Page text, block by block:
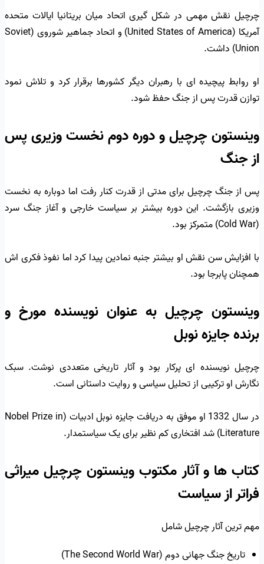
چرچیل نقش مهمی در شکل گیری اتحاد میان بریتانیا ایالات متحده
آمریکا (United States of America) و اتحاد جماهیر شوروی (Soviet
Union) داشت.
او روابط پیچیده ای با رهبران دیگر کشورها برقرار کرد و تلاش نمود
توازن قدرت پس از جنگ حفظ شود.
وینستون چرچیل و دوره دوم نخست وزیری پس
از جنگ
پس از جنگ چرچیل برای مدتی از قدرت کنار رفت اما دوباره به نخست
وزیری بازگشت. این دوره بیشتر بر سیاست خارجی و آغاز جنگ سرد
(Cold War) متمرکز بود.
با افزایش سن نقش او بیشتر جنبه نمادین پیدا کرد اما نفوذ فکری اش
همچنان پابرجا بود.
وینستون چرچیل به عنوان نویسنده مورخ و
برنده جایزه نوبل
چرچیل نویسنده ای پرکار بود و آثار تاریخی متعددی نوشت. سبک
نگارش او ترکیبی از تحلیل سیاسی و روایت داستانی است.
در سال 1332 او موفق به دریافت جایزه نوبل ادبیات (Nobel Prize in
Literature) شد افتخاری کم نظیر برای یک سیاستمدار.
کتاب ها و آثار مکتوب وینستون چرچیل میراثی
فراتر از سیاست
مهم ترین آثار چرچیل شامل
تاریخ جنگ جهانی دوم (The Second World War)